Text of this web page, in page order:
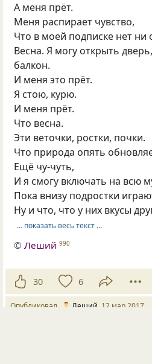
А меня прёт.
Меня распирает чувство,
Что в моей подписке нет ни
Весна. Я могу открыть
балкон.
И меня это прёт.
Я стою, курю.
И меня прёт.
Что весна.
Эти веточки, ростки, почки.
Что природа опять
Ещё чу-чуть,
И я смогу включать на всю
Пока внизу подростки
Ну и что, что у них вкусы
… показать весь текст …
©Леший 990
30 6
Опубликовал Леший 12 мар 2017